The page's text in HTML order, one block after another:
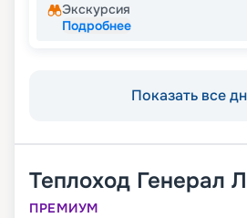
Экскурсия
Подробнее
Показать все
Теплоход Генерал
ПРЕМИУМ